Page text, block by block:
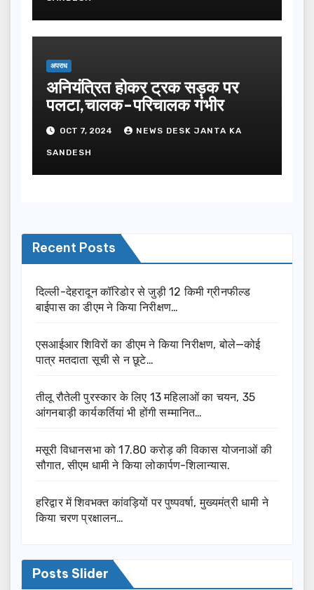
अपराध
अनियंत्रित होकर ट्रक सड़क पर
पलटा,चालक-परिचालक गंभीर
OCT 7, 2024 NEWS DESK JANTA KA
SANDESH
Recent Posts
दिल्ली-देहरादून कॉरिडोर से जुड़ी 12 किमी ग्रीनफील्ड
बाईपास का डीएम ने किया निरीक्षण…
एसआईआर शिविरों का डीएम ने किया निरीक्षण, बोले—कोई
पात्र मतदाता सूची से न छूटे…
तीलू रौतेली पुरस्कार के लिए 13 महिलाओं का चयन, 35
आंगनबाड़ी कार्यकर्तियां भी होंगी सम्मानित…
मसूरी विधानसभा को 17.80 करोड़ की विकास योजनाओं की
सौगात, सीएम धामी ने किया लोकार्पण-शिलान्यास.
हरिद्वार में शिवभक्त कांवड़ियों पर पुष्पवर्षा, मुख्यमंत्री धामी ने
किया चरण प्रक्षालन…
Posts Slider